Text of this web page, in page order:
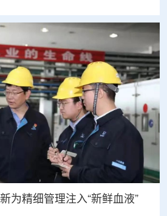
为精细管理注入“新鲜血液”